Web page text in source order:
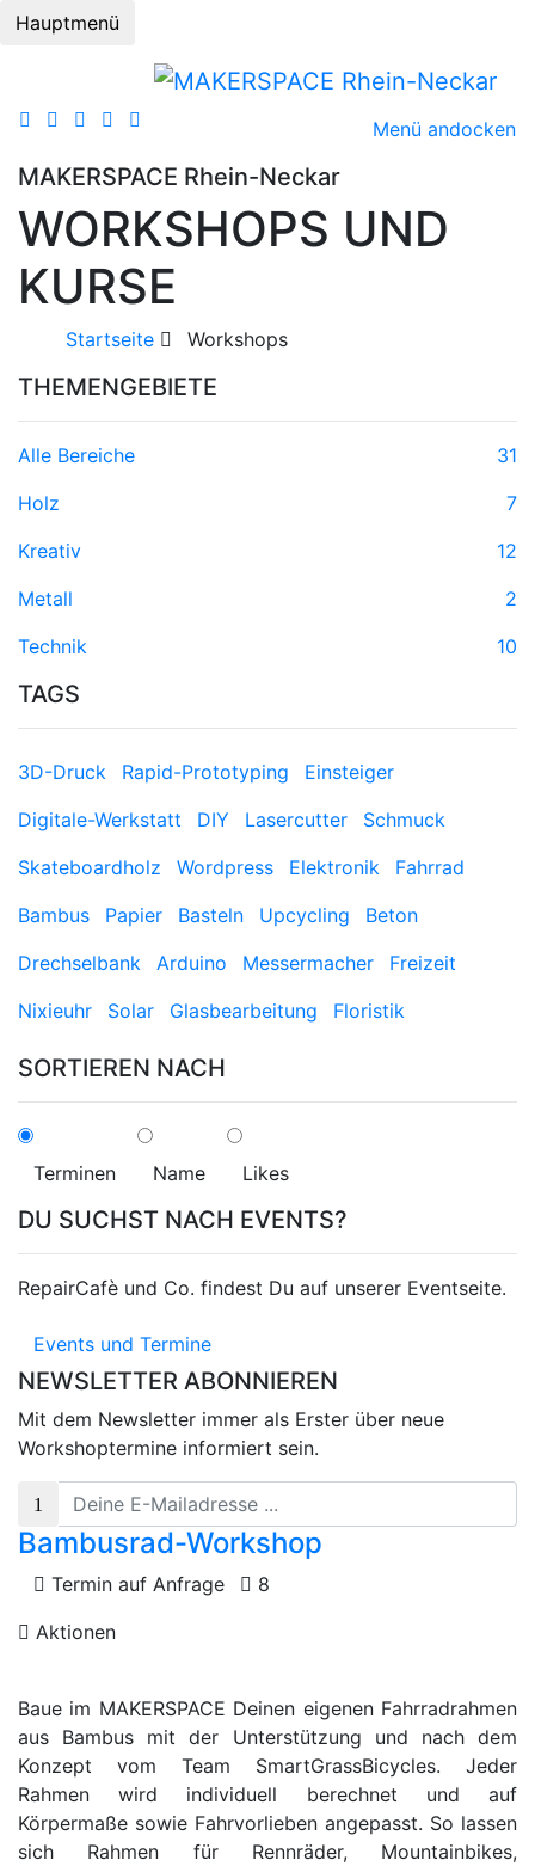
Hauptmenü
Menü andocken
MAKERSPACE Rhein-Neckar
WORKSHOPS UND
KURSE
Startseite Workshops
THEMENGEBIETE
Alle Bereiche
31
Holz
7
Kreativ
12
Metall
2
Technik
10
TAGS
3D-Druck Rapid-Prototyping
Einsteiger
Digitale-Werkstatt
DIY Lasercutter
Schmuck
Skateboardholz
Wordpress Elektronik
Fahrrad
Bambus
Papier Basteln Upcycling
Beton
Drechselbank
Arduino Messermacher
Freizeit
Nixieuhr
Solar Glasbearbeitung Floristik
SORTIEREN NACH
Terminen Name Likes
DU SUCHST NACH EVENTS?
RepairCafè und Co. findest Du auf unserer Eventseite.
Events und Termine
NEWSLETTER ABONNIEREN
Mit dem Newsletter immer als Erster über neue
Workshoptermine informiert sein.
Bambusrad-Workshop
Termin auf Anfrage
8
Aktionen
Baue im MAKERSPACE Deinen eigenen Fahrradrahmen
aus Bambus mit der Unterstützung und nach dem
Konzept vom Team SmartGrassBicycles. Jeder
Rahmen wird individuell berechnet und auf
Körpermaße sowie Fahrvorlieben angepasst. So lassen
sich Rahmen für Rennräder, Mountainbikes,